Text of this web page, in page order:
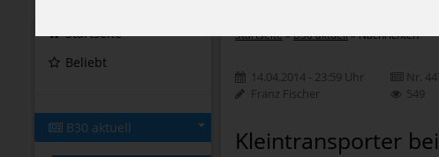
Startseite
Beliebt
B30 aktuell
Startseite»B30 aktuell»Nachrichten
14.04.2014 - 23:59 Uhr
Franz Fischer
Nr.
549
Kleintransporter